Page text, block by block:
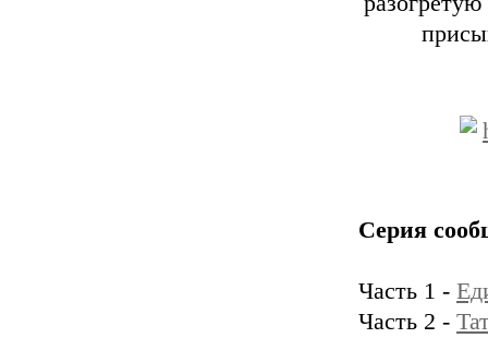
Серия
Часть 1 -
Часть 2 -